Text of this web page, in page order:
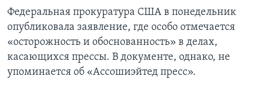
Федеральная прокуратура США в понедельник
опубликовала заявление, где особо отмечается
«осторожность и обоснованность» в делах,
касающихся прессы. В документе, однако, не
упоминается об «Ассошиэйтед пресс».